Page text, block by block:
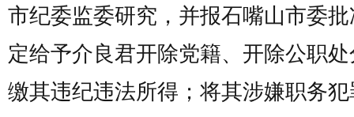
市纪委监委研究，并报石嘴山市委
定给予介良君开除党籍、开除公职
缴其违纪违法所得；将其涉嫌职务